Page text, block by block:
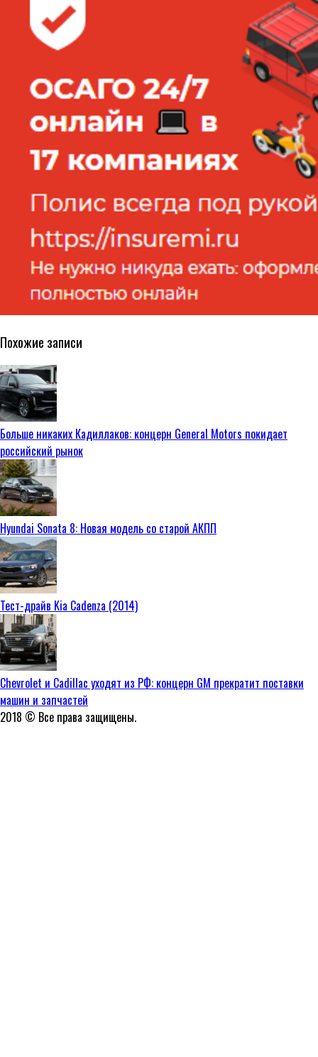
Похожие записи
Больше никаких Кадиллаков: концерн General Motors покидает
российский рынок
Hyundai Sonata 8: Новая модель со старой АКПП
Тест-драйв Kia Cadenza (2014)
Chevrolet и Cadillac уходят из РФ: концерн GM прекратит поставки
машин и запчастей
2018 © Все права защищены.